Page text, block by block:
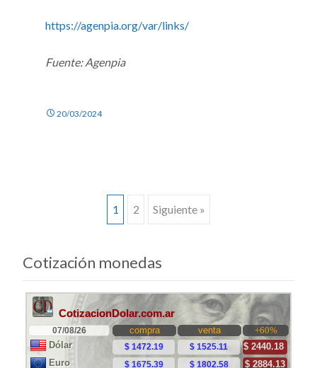
https://agenpia.org/var/links/
Fuente: Agenpia
20/03/2024
a
las
entradas
1 2 Siguiente »
Cotización monedas